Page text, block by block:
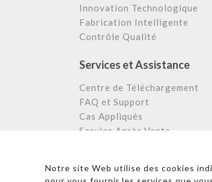
Notre site Web utilise des cookies
Innovation Technologique
Fabrication Intelligente
Contrôle Qualité
Services et Assistance
Centre de Téléchargement
FAQ et Support
Cas Appliqués
Service Après Vente